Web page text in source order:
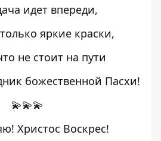
идет впереди,
яркие краски,
не стоит на пути
божественной Пасхи!
💫💫💫
Христос Воскрес!